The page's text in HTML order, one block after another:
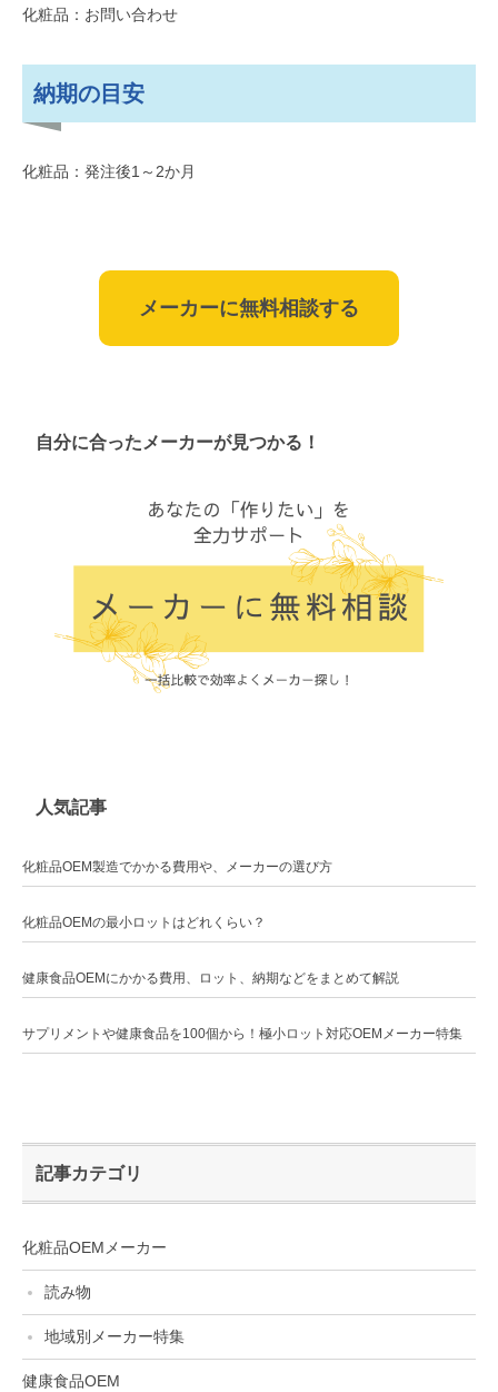
化粧品：お問い合わせ
納期の目安
化粧品：発注後1～2か月
メーカーに無料相談する
自分に合ったメーカーが見つかる！
人気記事
化粧品OEM製造でかかる費用や、メーカーの選び方
化粧品OEMの最小ロットはどれくらい？
健康食品OEMにかかる費用、ロット、納期などをまとめて解説
サプリメントや健康食品を100個から！極小ロット対応OEMメーカー特集
記事カテゴリ
化粧品OEMメーカー
読み物
地域別メーカー特集
健康食品OEM